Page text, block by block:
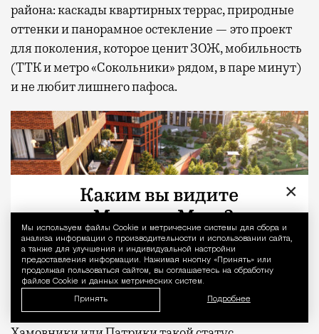
Уведомление
Мы используем файлы Сookie и метрические системы для сбора и
анализа информации о производительности и использовании сайта,
а также для улучшения и индивидуальной настройки
предоставления информации. Нажимая кнопку «Принять» или
продолжая пользоваться сайтом, вы соглашаетесь на обработку
файлов Cookie и данных метрических систем.
Принять Подробнее
района: каскады квартирных террас, природные
оттенки и панорамное остекление — это проект
для поколения, которое ценит ЗОЖ, мобильность
(ТТК и метро «Сокольники» рядом, в паре минут)
и не любит лишнего пафоса.
×